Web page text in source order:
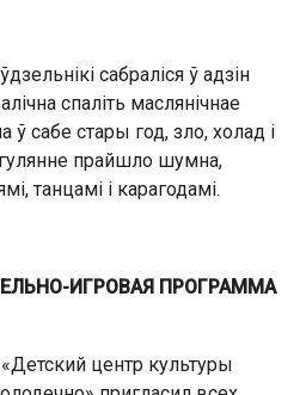
сабраліся ў адзін
спаліть маслянічнае
ў сабе стары год, зло, холад і
прайшло шумна,
танцамі і карагодамі.
ИГРОВАЯ ПРОГРАММА
центр культуры